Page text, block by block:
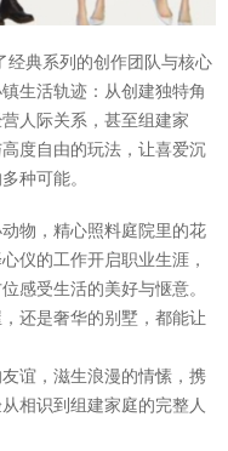
经典系列的创作团队与核心
生活轨迹：从创建独特角
人际关系，甚至组建家
度自由的玩法，让喜爱沉
种可能。
物，精心照料庭院里的花
仪的工作开启职业生涯，
感受生活的美好与惬意。
还是奢华的别墅，都能让
谊，滋生浪漫的情愫，携
相识到组建家庭的完整人